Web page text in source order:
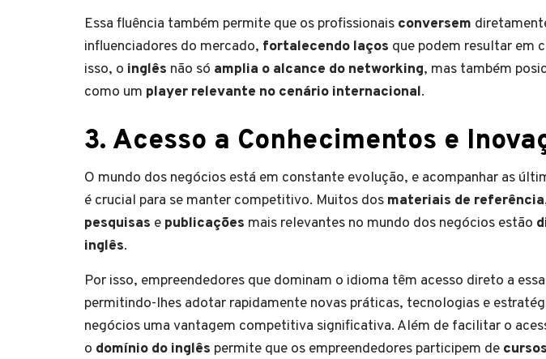
Essa fluência também permite que os profissionais conversem
influenciadores do mercado, fortalecendo laços que podem resultar em
isso, o inglês não só amplia o alcance do networking, mas também
como um player relevante no cenário internacional.
3. Acesso a Conhecimentos e
O mundo dos negócios está em constante evolução, e acompanhar as
é crucial para se manter competitivo. Muitos dos materiais de referência
pesquisas e publicações mais relevantes no mundo dos negócios estão
inglês.
Por isso, empreendedores que dominam o idioma têm acesso direto a
permitindo-lhes adotar rapidamente novas práticas, tecnologias e
negócios uma vantagem competitiva significativa. Além de facilitar o
o domínio do inglês permite que os empreendedores participem de cursos